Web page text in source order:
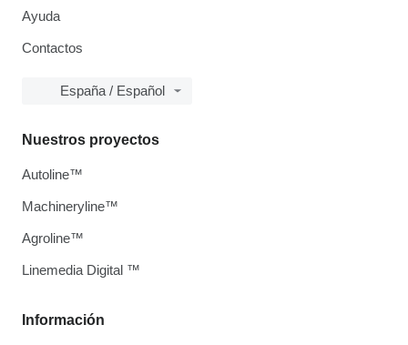
Ayuda
Contactos
España / Español
Información
Nuestros proyectos
Autoline™
Machineryline™
Agroline™
Linemedia Digital ™